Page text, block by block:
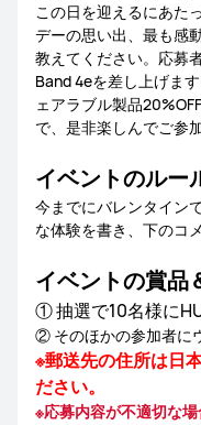
この日を迎えるにあた
デーの思い出、最も感
教えてください。応募
Band 4eを差し上げま
ェアラブル製品
で、是非楽しんでご参
イベントのルー
今までにバレンタイン
な体験を書き、下のコ
イベントの賞品
① 抽選で10名様に
② そのほかの参加者に
※郵送先の住所は日
ださい。
※応募内容が不適切な